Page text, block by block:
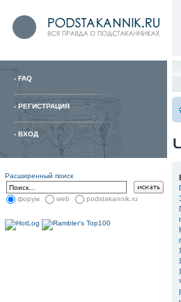
- FAQ
- РЕГИСТРАЦИЯ
- ВХОД
Расширенный поиск
форум web podstakannik.ru